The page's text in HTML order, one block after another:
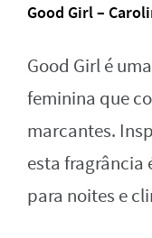
Good Girl –
Good Girl é
feminina que
marcantes.
esta fragrância
para noites e